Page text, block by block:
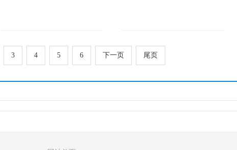
3 4 5 6 下一页 尾页